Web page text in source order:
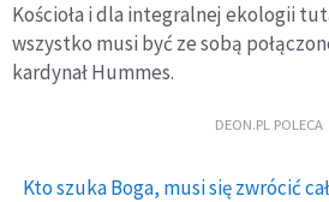
Kościoła i dla integralnej ekologii
wszystko musi być ze sobą
kardynał Hummes.
DEON.PL POLECA
Kto szuka Boga, musi się zwrócić